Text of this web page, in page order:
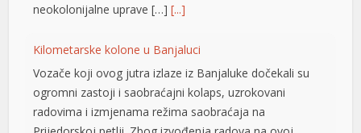
neokolonijalne uprave […][...]
Kilometarske kolone u Banjaluci
Vozače koji ovog jutra izlaze iz Banjaluke dočekali su
ogromni zastoji i saobraćajni kolaps, uzrokovani
radovima i izmjenama režima saobraćaja na